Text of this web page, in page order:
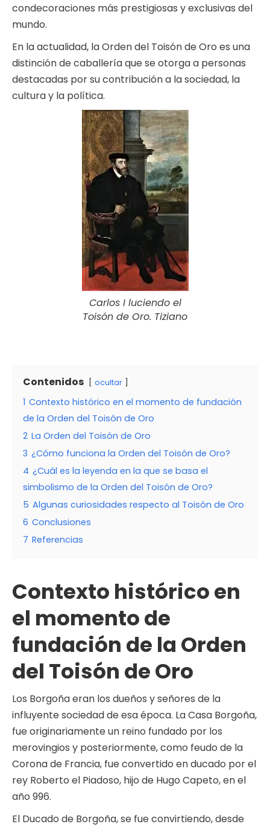
condecoraciones más prestigiosas y exclusivas del
mundo.
En la actualidad, la Orden del Toisón de Oro es una
distinción de caballería que se otorga a personas
destacadas por su contribución a la sociedad, la
cultura y la política.
Carlos I luciendo el
Toisón de Oro. Tiziano
Contenidos ocultar
1 Contexto histórico en el momento de fundación
de la Orden del Toisón de Oro
2 La Orden del Toisón de Oro
3 ¿Cómo funciona la Orden del Toisón de Oro?
4 ¿Cuál es la leyenda en la que se basa el
simbolismo de la Orden del Toisón de Oro?
5 Algunas curiosidades respecto al Toisón de Oro
6 Conclusiones
7 Referencias
Contexto histórico en
el momento de
fundación de la Orden
del Toisón de Oro
Los Borgoña eran los dueños y señores de la
influyente sociedad de esa época. La Casa Borgoña,
fue originariamente un reino fundado por los
merovingios y posteriormente, como feudo de la
Corona de Francia, fue convertido en ducado por el
rey Roberto el Piadoso, hijo de Hugo Capeto, en el
año 996.
El Ducado de Borgoña, se fue convirtiendo, desde